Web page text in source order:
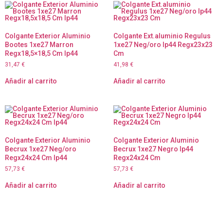
Colgante Exterior Aluminio
Bootes 1xe27 Marron
Regx18,5×18,5 Cm Ip44
31,47 €
Añadir al carrito
Colgante Ext.aluminio Regulus
1xe27 Neg/oro Ip44 Regx23x23
Cm
41,98 €
Añadir al carrito
Colgante Exterior Aluminio
Becrux 1xe27 Neg/oro
Regx24x24 Cm Ip44
57,73 €
Añadir al carrito
Colgante Exterior Aluminio
Becrux 1xe27 Negro Ip44
Regx24x24 Cm
57,73 €
Añadir al carrito